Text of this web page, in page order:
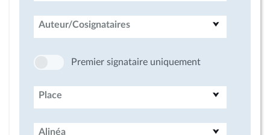
Auteur/Cosignataires
Premier signataire uniquement
Place
Alinéa